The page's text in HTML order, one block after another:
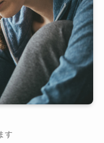
す